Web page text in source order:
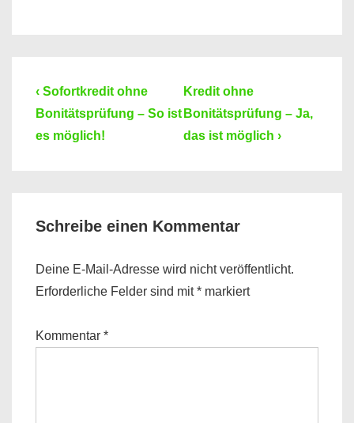
Beitragsnavigation
Previous
Post
is
‹ Sofortkredit ohne
Bonitätsprüfung – So ist
es möglich!
Next
Post
is
Kredit ohne
Bonitätsprüfung – Ja,
das ist möglich ›
Schreibe einen Kommentar
Deine E-Mail-Adresse wird nicht veröffentlicht.
Erforderliche Felder sind mit* markiert
Kommentar *